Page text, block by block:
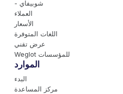
- شوبيفاي
العملاء
الأسعار
اللغات المتوفرة
عرض تقني
Weglot للمؤسسات
الموارد
البدء
مركز المساعدة